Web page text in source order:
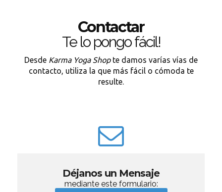
Contactar
Te lo pongo fácil!
Desde Karma Yoga Shopte damos varías vías de
contacto, utiliza la que más fácil o cómoda te
resulte.
Déjanos un Mensaje
mediante este formulario: